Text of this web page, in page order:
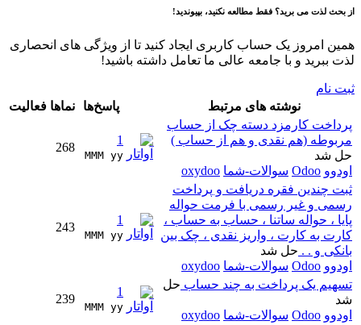
از بحث لذت می برید؟ فقط مطالعه نکنید، بپیوندید!
همین امروز یک حساب کاربری ایجاد کنید تا از ویژگی های انحصاری
لذت ببرید و با جامعه عالی ما تعامل داشته باشید!
ثبت نام
نوشته های مرتبط
پاسخ‌ها نماها فعالیت
پرداخت کارمزد دسته چک از حساب
مربوطه (هم نقدی و هم از حساب )
حل شد
اودوو Odoo سوالات-شما oxydoo
1
MMM yy
268
ثبت چندین فقره دریافت و پرداخت
رسمی و غیر رسمی با فرمت حواله
پایا ، حواله ساتنا ، حساب به حساب ،
کارت به کارت ، واریز نقدی ، چک بین
بانکی و . . حل شد
اودوو Odoo سوالات-شما oxydoo
1
MMM yy
243
تسهیم یک پرداخت به چند حساب حل
شد
اودوو Odoo سوالات-شما oxydoo
1
MMM yy
239